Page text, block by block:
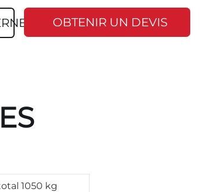
OBTENIR UN DEVIS
1050 kg